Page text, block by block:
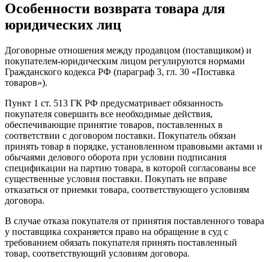
Особенности возврата товара для
юридических лиц
Договорные отношения между продавцом (поставщиком) и
покупателем-юридическим лицом регулируются нормами
Гражданского кодекса РФ (параграф 3, гл. 30 «Поставка
товаров»).
Пункт 1 ст. 513 ГК РФ предусматривает обязанность
покупателя совершить все необходимые действия,
обеспечивающие принятие товаров, поставленных в
соответствии с договором поставки. Покупатель обязан
принять товар в порядке, установленном правовыми актами и
обычаями делового оборота при условии подписания
спецификации на партию товара, в которой согласованы все
существенные условия поставки. Покупать не вправе
отказаться от приемки товара, соответствующего условиям
договора.
В случае отказа покупателя от принятия поставленного товара
у поставщика сохраняется право на обращение в суд с
требованием обязать покупателя принять поставленный
товар, соответствующий условиям договора.